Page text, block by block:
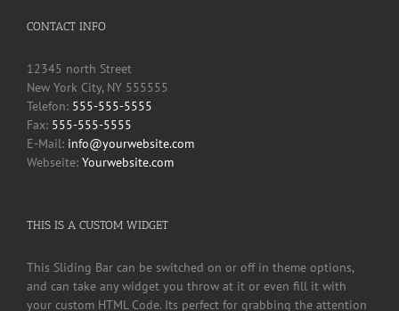
CONTACT INFO
12345 north Street
New York City, NY 555555
Telefon: 555-555-5555
Fax: 555-555-5555
E-Mail: info@yourwebsite.com
Webseite: Yourwebsite.com
THIS IS A CUSTOM WIDGET
This Sliding Bar can be switched on or off in theme options,
and can take any widget you throw at it or even fill it with
your custom HTML Code. Its perfect for grabbing the attention